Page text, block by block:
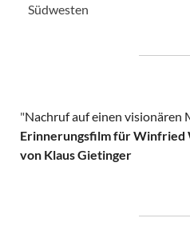
Südwesten
"Nachruf auf einen visionären
Erinnerungsfilm für Winfried
von Klaus Gietinger